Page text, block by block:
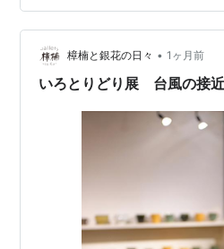
プ、スープカップ、湯呑など。
気で、残り２点は、オンライン
明日、笠間（正確には石岡市）
てくれます。お天気が心配…
樟楠と銀花の日々 • 1ヶ月前
いろとりどり展 台風の接